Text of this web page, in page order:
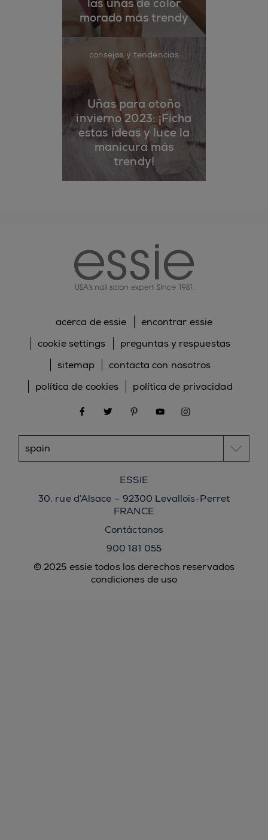
las uñas de color
morado más trendy
consejos y tendencias
Uñas para otoño
invierno 2023: ¡Ficha
estas ideas y luce la
manicura más
trendy!
© 2025 essie todos los derechos reservados
condiciones de uso
acerca de essie
encontrar essie
cookie settings
preguntas y respuestas
sitemap
contacta con nosotros
política de cookies
política de privacidad
facebooktwitter pinterestyoutubeinstagram
ESSIE
30, rue d’Alsace – 92300 Levallois-Perret
FRANCE
Contáctanos
900 181 055